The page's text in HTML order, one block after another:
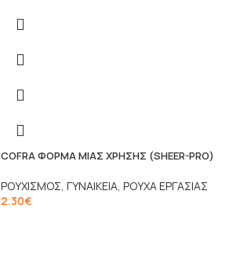
COFRA ΦΟΡΜΑ ΜΙΑΣ ΧΡΗΣΗΣ (SHEER-PRO)
ΡΟΥΧΙΣΜΟΣ, ΓΥΝΑΙΚΕΙΑ, ΡΟΥΧΑ ΕΡΓΑΣΙΑΣ
2.30€